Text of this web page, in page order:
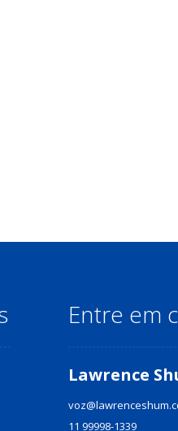
Entre em
Lawrence
11 99998-1339